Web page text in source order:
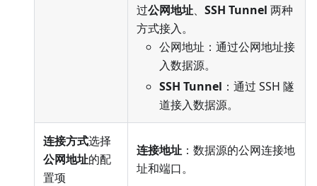
过公网地址、 SSH Tunnel 两种
方式接入。
公网地址：通过公网地址接
入数据源。
SSH Tunnel ：通过 SSH 隧
道接入数据源。
连接方式选择
公网地址的配
置项
连接地址 ：数据源的公网连接地
址和端口。